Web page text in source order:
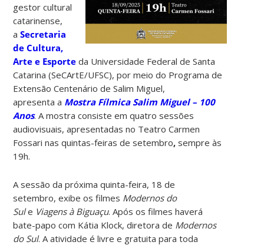
gestor cultural
catarinense,
aSecretaria
de Cultura,
Arte e Esporte da Universidade Federal de Santa
Catarina (SeCArtE/UFSC), por meio do Programa de
Extensão Centenário de Salim Miguel,
apresenta a Mostra Fílmica Salim Miguel – 100
Anos. A mostra consiste em quatro sessões
audiovisuais, apresentadas no Teatro Carmen
Fossari nas quintas-feiras de setembro, sempre às
19h.
A sessão da próxima quinta-feira, 18 de
setembro, exibe os filmes Modernos do
Sule Viagens à Biguaçu. Após os filmes haverá
bate-papo com Kátia Klock, diretora de Modernos
do Sul. A atividade é livre e gratuita para toda